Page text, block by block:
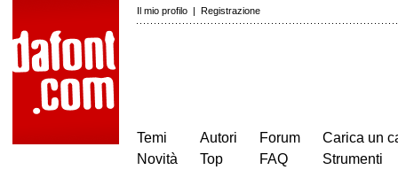
Il mio profilo | Registrazione
Temi
Novità
Autori
Top
Forum
FAQ
Carica un
Strumenti